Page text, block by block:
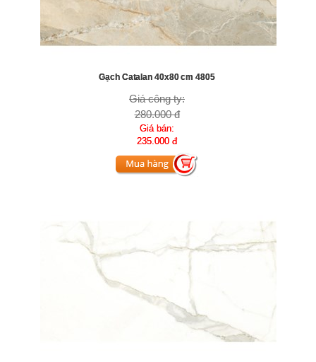
Gạch Catalan 40x80 cm 4805
Giá công ty:
280.000 đ
Giá bán:
235.000 đ